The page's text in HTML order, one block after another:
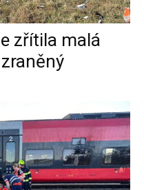
zřítila malá